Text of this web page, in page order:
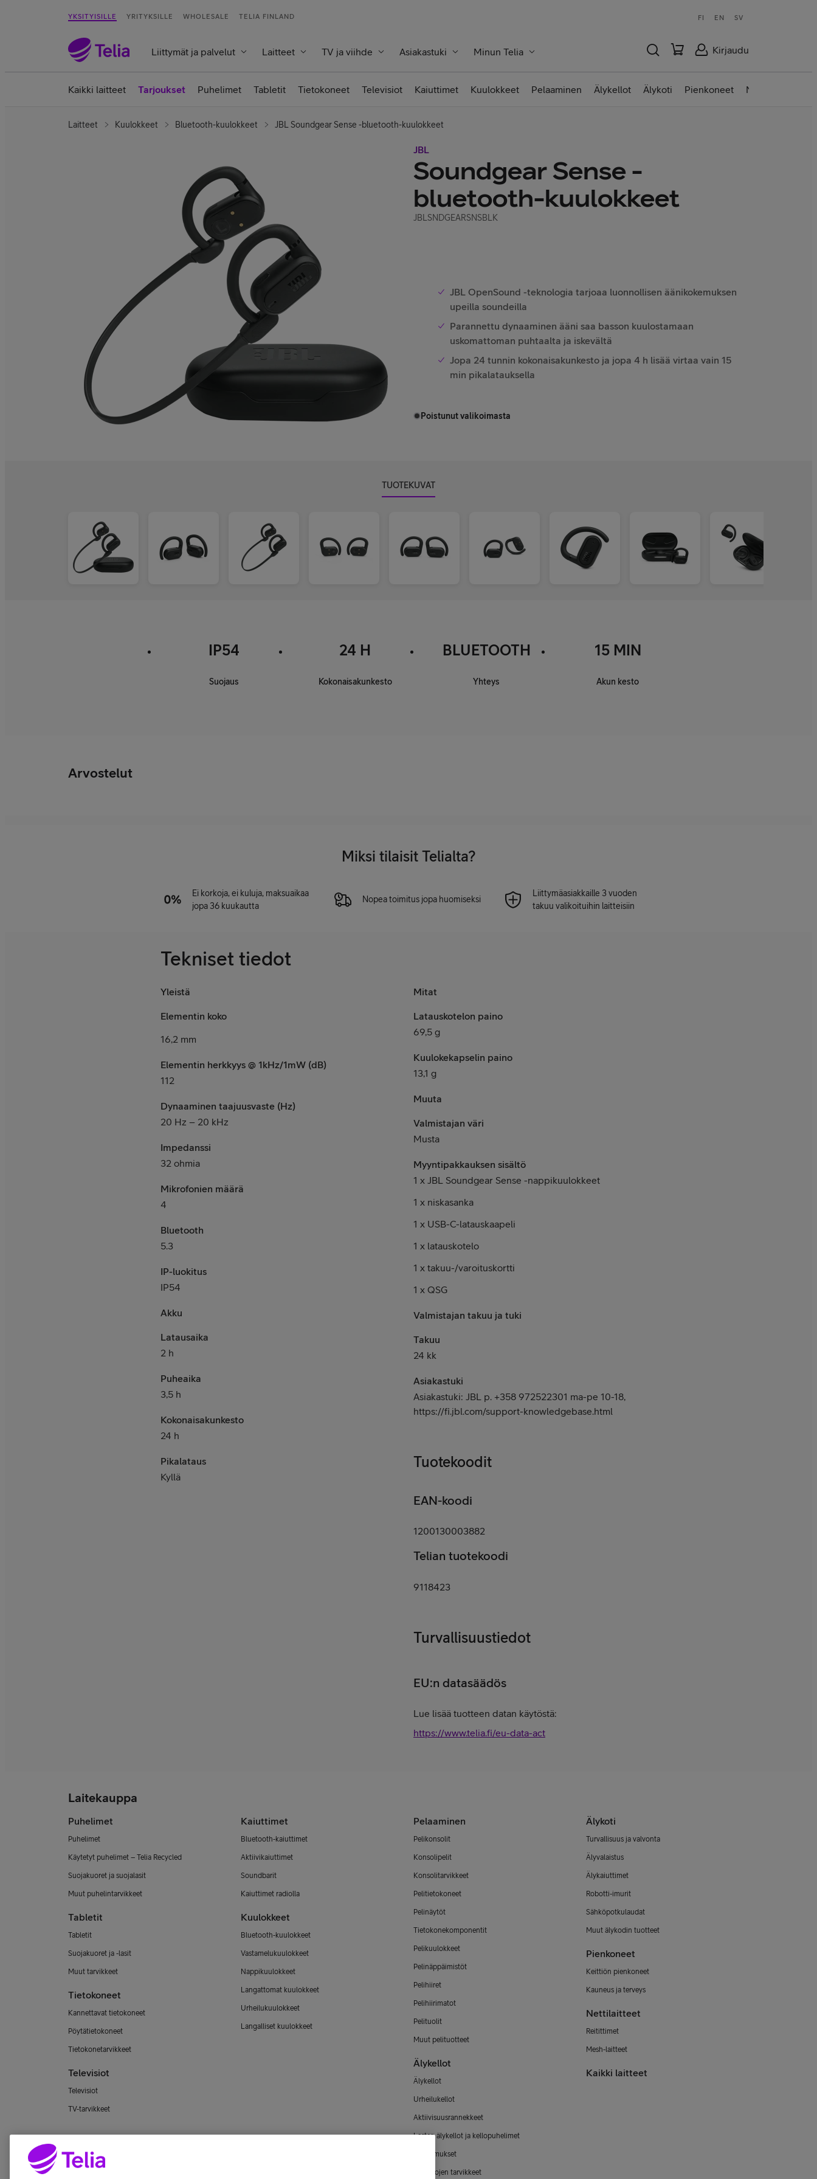
YKSITYISILLE YRITYKSILLE WHOLESALE TELIA FINLAND FI EN SV
Liittymät ja palvelut Laitteet TV ja viihde Asiakastuki Minun Telia Kirjaudu
Kaikki laitteet Tarjoukset Puhelimet Tabletit Tietokoneet Televisiot Kaiuttimet Kuulokkeet Pelaaminen Älykellot Älykoti Pienkoneet Nettilaitteet
Laitteet Kuulokkeet Bluetooth-kuulokkeet JBL Soundgear Sense -bluetooth-kuulokkeet
JBL
Soundgear Sense -
bluetooth-kuulokkeet
JBLSNDGEARSNSBLK
JBL OpenSound -teknologia tarjoaa luonnollisen äänikokemuksen
upeilla soundeilla
Parannettu dynaaminen ääni saa basson kuulostamaan
uskomattoman puhtaalta ja iskevältä
Jopa 24 tunnin kokonaisakunkesto ja jopa 4 h lisää virtaa vain 15
min pikalatauksella
Poistunut valikoimasta
TUOTEKUVAT
IP54
Suojaus
24 H
Kokonaisakunkesto
BLUETOOTH
Yhteys
15 MIN
Akun kesto
Arvostelut
Miksi tilaisit Telialta?
Ei korkoja, ei kuluja, maksuaikaa
jopa 36 kuukautta
Nopea toimitus jopa huomiseksi
Liittymäasiakkaille 3 vuoden
takuu valikoituihin laitteisiin
Tekniset tiedot
Yleistä
Elementin koko
16,2 mm
Elementin herkkyys @ 1kHz/1mW (dB)
112
Dynaaminen taajuusvaste (Hz)
20 Hz – 20 kHz
Impedanssi
32 ohmia
Mikrofonien määrä
4
Bluetooth
5.3
IP-luokitus
IP54
Akku
Latausaika
2 h
Puheaika
3,5 h
Kokonaisakunkesto
24 h
Pikalataus
Kyllä
Mitat
Latauskotelon paino
69,5 g
Kuulokekapselin paino
13,1 g
Muuta
Valmistajan väri
Musta
Myyntipakkauksen sisältö
1 x JBL Soundgear Sense -nappikuulokkeet
1 x niskasanka
1 x USB-C-latauskaapeli
1 x latauskotelo
1 x takuu-/varoituskortti
1 x QSG
Valmistajan takuu ja tuki
Takuu
24 kk
Asiakastuki
Asiakastuki: JBL p. +358 972522301 ma-pe 10-18,
https://fi.jbl.com/support-knowledgebase.html
Tuotekoodit
EAN-koodi
1200130003882
Telian tuotekoodi
9118423
Turvallisuustiedot
EU:n datasäädös
Lue lisää tuotteen datan käytöstä:
https://www.telia.fi/eu-data-act
Laitekauppa
Puhelimet
Puhelimet
Käytetyt puhelimet – Telia Recycled
Suojakuoret ja suojalasit
Muut puhelintarvikkeet
Tabletit
Tabletit
Suojakuoret ja -lasit
Muut tarvikkeet
Tietokoneet
Kannettavat tietokoneet
Pöytätietokoneet
Tietokonetarvikkeet
Televisiot
Televisiot
TV-tarvikkeet
Kaiuttimet
Bluetooth-kaiuttimet
Aktiivikaiuttimet
Soundbarit
Kaiuttimet radiolla
Kuulokkeet
Bluetooth-kuulokkeet
Vastamelukuulokkeet
Nappikuulokkeet
Langattomat kuulokkeet
Urheilukuulokkeet
Langalliset kuulokkeet
Pelaaminen
Pelikonsolit
Konsolipelit
Konsolitarvikkeet
Pelitietokoneet
Pelinäytöt
Tietokonekomponentit
Pelikuulokkeet
Pelinäppäimistöt
Pelihiiret
Pelihiirimatot
Pelituolit
Muut pelituotteet
Älykellot
Älykellot
Urheilukellot
Aktiivisuusrannekkeet
Lasten älykellot ja kellopuhelimet
Älysormukset
Älykellojen tarvikkeet
Älykoti
Turvallisuus ja valvonta
Älyvalaistus
Älykaiuttimet
Robotti-imurit
Sähköpotkulaudat
Muut älykodin tuotteet
Pienkoneet
Keittiön pienkoneet
Kauneus ja terveys
Nettilaitteet
Reitittimet
Mesh-laitteet
Kaikki laitteet